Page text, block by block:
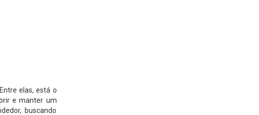
elas, está o
e manter um
buscando